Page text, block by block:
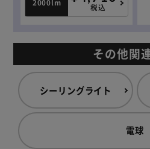
2000lm
税込
その他関
シーリングライト
電球